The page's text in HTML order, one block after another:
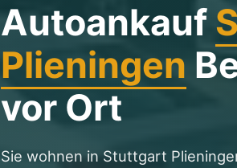
Autoankauf
Plieningen
vor Ort
Sie wohnen in Stuttgart